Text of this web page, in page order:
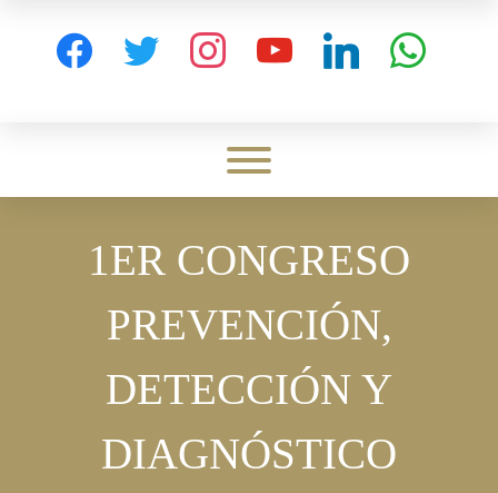
facebook twitter instagram youtube linkedin whatsapp
Toggle menu visibility.
1ER CONGRESO
PREVENCIÓN,
DETECCIÓN Y
DIAGNÓSTICO